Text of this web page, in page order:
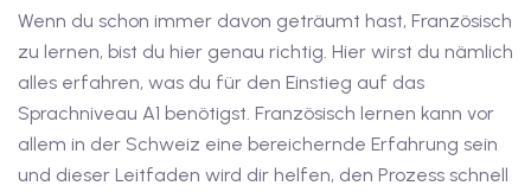
Wenn du schon immer davon geträumt hast, Französisch
zu lernen, bist du hier genau richtig. Hier wirst du nämlich
alles erfahren, was du für den Einstieg auf das
Sprachniveau A1 benötigst. Französisch lernen kann vor
allem in der Schweiz eine bereichernde Erfahrung sein
und dieser Leitfaden wird dir helfen, den Prozess schnell